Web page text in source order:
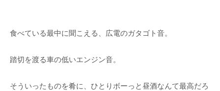
食べている最中に聞こえる、広電のガタゴト音。
踏切を渡る車の低いエンジン音。
そういったものを肴に、ひとりボーっと昼酒なんて最高だろ